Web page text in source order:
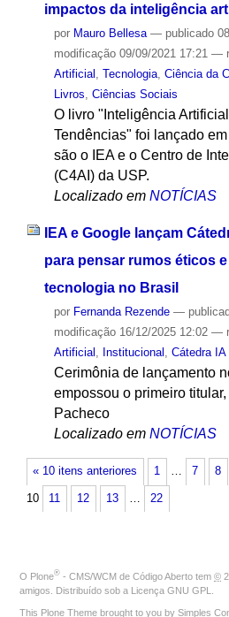
impactos da inteligência
por Mauro Bellesa — publicado
modificação09/09/2021 17:21 —
Artificial Tecnologia, Ciência da
Livros Ciências Sociais
O livro "Inteligência
Tendências" foi lançado
são o IEA e o Centro de
(C4AI) da USP.
Localizado em NOTÍCIAS
IEA e Google lançam
para pensar rumos éticos
tecnologia no Brasil
por Fernanda Rezende —
modificação16/12/2025 12:02 —
Artificial , Institucional , Cátedra IA
Cerimônia de lançamento
empossou o primeiro
Pacheco
Localizado em NOTÍCIAS
« 10 itens anteriores 1 … 7 8
10 11 12 13 … 22
O Plone® - CMS/WCM de Código Aberto tem ©
amigos. Distribuído sob a Licença GNU GPL
This Plone Theme brought to you by Simples